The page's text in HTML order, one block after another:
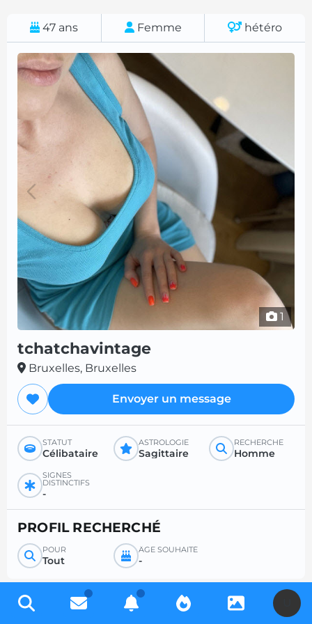
47 ans Femme hétéro
1
tchatchavintage
Bruxelles, Bruxelles
Envoyer un message
STATUT
Célibataire
ASTROLOGIE
Sagittaire
RECHERCHE
Homme
SIGNES
DISTINCTIFS
-
PROFIL RECHERCHÉ
POUR
Tout
ÂGE SOUHAITÉ
-
Inscrivez-vous gratuitement pour accéder à des